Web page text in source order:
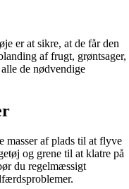
er at sikre, at de får den
af frugt, grøntsager,
de nødvendige
masser af plads til at flyve
og grene til at klatre på
du regelmæssigt